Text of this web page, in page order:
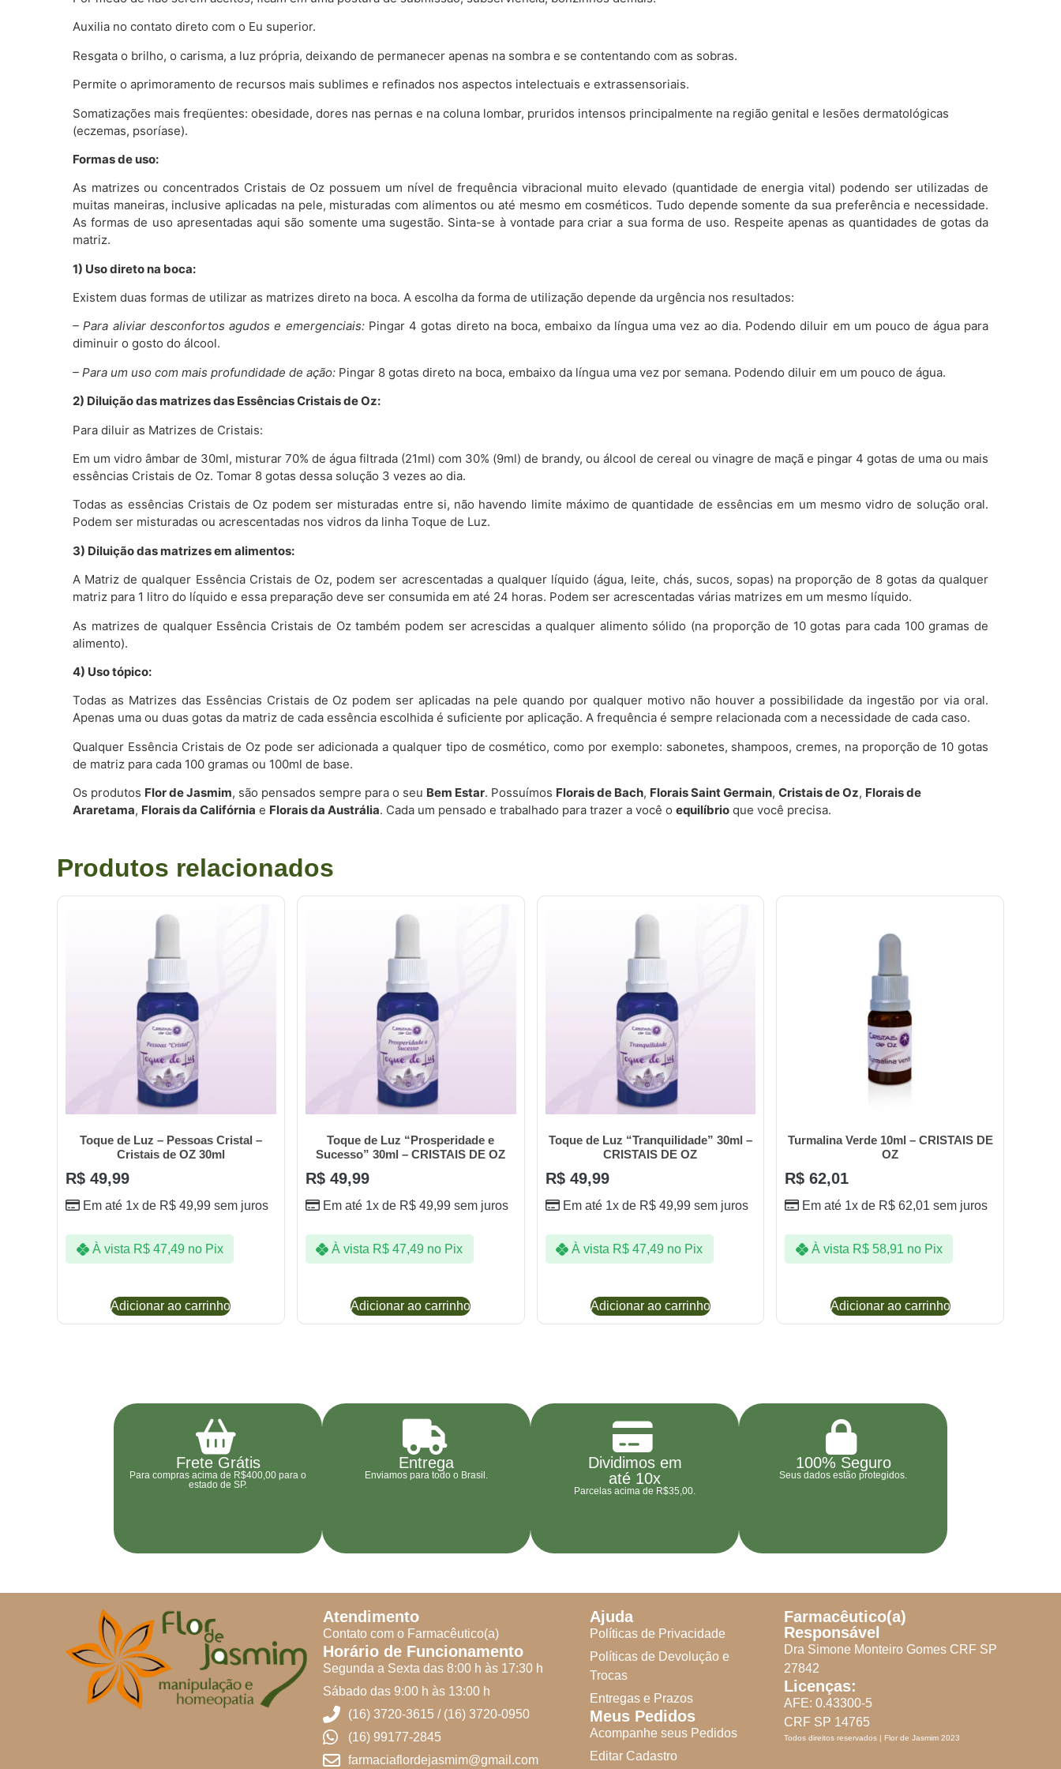
Auxilia no contato direto com o Eu superior.
Resgata o brilho, o carisma, a luz própria, deixando de permanecer apenas na sombra e se contentando com as sobras.
Permite o aprimoramento de recursos mais sublimes e refinados nos aspectos intelectuais e extrassensoriais.
Somatizações mais freqüentes: obesidade, dores nas pernas e na coluna lombar, pruridos intensos principalmente na região genital e lesões dermatológicas
(eczemas, psoríase).
Formas de uso:
As matrizes ou concentrados Cristais de Oz possuem um nível de frequência vibracional muito elevado (quantidade de energia vital) podendo ser utilizadas de
muitas maneiras, inclusive aplicadas na pele, misturadas com alimentos ou até mesmo em cosméticos. Tudo depende somente da sua preferência e necessidade.
As formas de uso apresentadas aqui são somente uma sugestão. Sinta-se à vontade para criar a sua forma de uso. Respeite apenas as quantidades de gotas da
matriz.
1) Uso direto na boca:
Existem duas formas de utilizar as matrizes direto na boca. A escolha da forma de utilização depende da urgência nos resultados:
– Para aliviar desconfortos agudos e emergenciais:Pingar 4 gotas direto na boca, embaixo da língua uma vez ao dia. Podendo diluir em um pouco de água para
diminuir o gosto do álcool.
– Para um uso com mais profundidade de ação: Pingar 8 gotas direto na boca, embaixo da língua uma vez por semana. Podendo diluir em um pouco de água.
2) Diluição das matrizes das Essências Cristais de Oz:
Para diluir as Matrizes de Cristais:
Em um vidro âmbar de 30ml, misturar 70% de água filtrada (21ml) com 30% (9ml) de brandy, ou álcool de cereal ou vinagre de maçã e pingar 4 gotas de uma ou mais
essências Cristais de Oz. Tomar 8 gotas dessa solução 3 vezes ao dia.
Todas as essências Cristais de Oz podem ser misturadas entre si, não havendo limite máximo de quantidade de essências em um mesmo vidro de solução oral.
Podem ser misturadas ou acrescentadas nos vidros da linha Toque de Luz.
3) Diluição das matrizes em alimentos:
A Matriz de qualquer Essência Cristais de Oz, podem ser acrescentadas a qualquer líquido (água, leite, chás, sucos, sopas) na proporção de 8 gotas da qualquer
matriz para 1 litro do líquido e essa preparação deve ser consumida em até 24 horas. Podem ser acrescentadas várias matrizes em um mesmo líquido.
As matrizes de qualquer Essência Cristais de Oz também podem ser acrescidas a qualquer alimento sólido (na proporção de 10 gotas para cada 100 gramas de
alimento).
4) Uso tópico:
Todas as Matrizes das Essências Cristais de Oz podem ser aplicadas na pele quando por qualquer motivo não houver a possibilidade da ingestão por via oral.
Apenas uma ou duas gotas da matriz de cada essência escolhida é suficiente por aplicação. A frequência é sempre relacionada com a necessidade de cada caso.
Qualquer Essência Cristais de Oz pode ser adicionada a qualquer tipo de cosmético, como por exemplo: sabonetes, shampoos, cremes, na proporção de 10 gotas
de matriz para cada 100 gramas ou 100ml de base.
Os produtos Flor de Jasmim, são pensados sempre para o seu Bem Estar. Possuímos Florais de Bach, Florais Saint Germain, Cristais de Oz, Florais de
Araretama, Florais da Califórnia e Florais da Austrália. Cada um pensado e trabalhado para trazer a você o equilíbrio que você precisa.
Produtos relacionados
Toque de Luz – Pessoas Cristal –
Cristais de OZ 30ml
R$ 49,99
Em até 1x de R$ 49,99 sem juros
À vista R$47,49 no Pix
Adicionar ao carrinho
Toque de Luz “Prosperidade e
Sucesso” 30ml – CRISTAIS DE OZ
R$49,99
Em até 1x de R$49,99sem juros
À vista R$ 47,49 no Pix
Adicionar ao carrinho
Toque de Luz “Tranquilidade” 30ml –
CRISTAIS DE OZ
R$49,99
Em até 1x de R$49,99sem juros
À vista R$ 47,49 no Pix
Adicionar ao carrinho
Turmalina Verde 10ml – CRISTAIS DE
OZ
R$ 62,01
Em até 1x de R$ 62,01 sem juros
À vista R$58,91 no Pix
Adicionar ao carrinho
Frete Grátis
Para compras acima de R$400,00 para o
estado de SP.
Entrega
Enviamos para todo o Brasil.
Dividimos em
até 10x
Parcelas acima de R$35,00.
100% Seguro
Seus dados estão protegidos.
Atendimento
Contato com o Farmacêutico(a)
Horário de Funcionamento
Segunda a Sexta das 8:00 h às 17:30 h
Sábado das 9:00 h às 13:00 h
(16) 3720-3615 / (16) 3720-0950
(16) 99177-2845
farmaciaflordejasmim@gmail.com
Ajuda
Políticas de Privacidade
Políticas de Devolução e
Trocas
Entregas e Prazos
Meus Pedidos
Acompanhe seus Pedidos
Editar Cadastro
Farmacêutico(a)
Responsável
Dra Simone Monteiro Gomes CRF SP
27842
Licenças:
AFE: 0.43300-5
CRF SP 14765
Todos direitos reservados | Flor de Jasmim 2023